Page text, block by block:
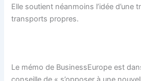
Elle soutient néanmoins l’idée d’une
transports propres.
Le mémo de BusinessEurope est